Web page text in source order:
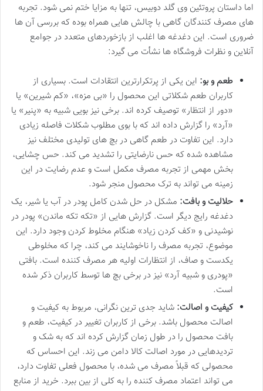
اما داستان پروتئین وی گلد دوبیس، تنها به مزایا ختم نمی شود. تجربه
های مصرف کنندگان گاهی با چالش هایی همراه بوده که بررسی آن ها
ضروری است. این دغدغه ها اغلب از بازخوردهای متعدد در جوامع
آنلاین و نظرات فروشگاه ها نشأت می گیرد:
طعم و بو: این یکی از پرتکرارترین انتقادات است. بسیاری از
کاربران طعم شکلاتی این محصول را «بی مزه»، «کم شیرین» یا
«دور از انتظار» توصیف کرده اند. برخی نیز بویی شبیه به «پنیر» یا
«آرد» را گزارش داده اند که با بوی مطلوب شکلات فاصله زیادی
دارد. این تفاوت در طعم گاهی در بچ های تولیدی مختلف نیز
مشاهده شده که حس نارضایتی را تشدید می کند. حس چشایی،
بخش مهمی از تجربه مصرف مکمل است و عدم رضایت در این
زمینه می تواند به ترک محصول منجر شود.
حلالیت و بافت: مشکل در حل شدن کامل پودر در آب یا شیر، یک
دغدغه رایج دیگر است. گزارش هایی از «تکه تکه ماندن» پودر در
نوشیدنی و «کف کردن زیاد» هنگام مخلوط کردن وجود دارد. این
موضوع، تجربه مصرف را ناخوشایند می کند، چرا که مخلوطی
یکدست و صاف، از انتظارات اولیه هر مصرف کننده است. بافتی
«پودری و شبیه آرد» نیز در برخی بچ ها توسط کاربران ذکر شده
است.
کیفیت و اصالت: شاید جدی ترین نگرانی، مربوط به کیفیت و
اصالت محصول باشد. برخی از کاربران تغییر در کیفیت، طعم و
بافت محصول را در طول زمان گزارش کرده اند که به شک و
تردیدهایی در مورد اصالت کالا دامن می زند. این احساس که
محصولی که قبلاً مصرف می شده، با محصول فعلی تفاوت دارد،
می تواند اعتماد مصرف کننده را به کلی از بین ببرد. خرید از منابع